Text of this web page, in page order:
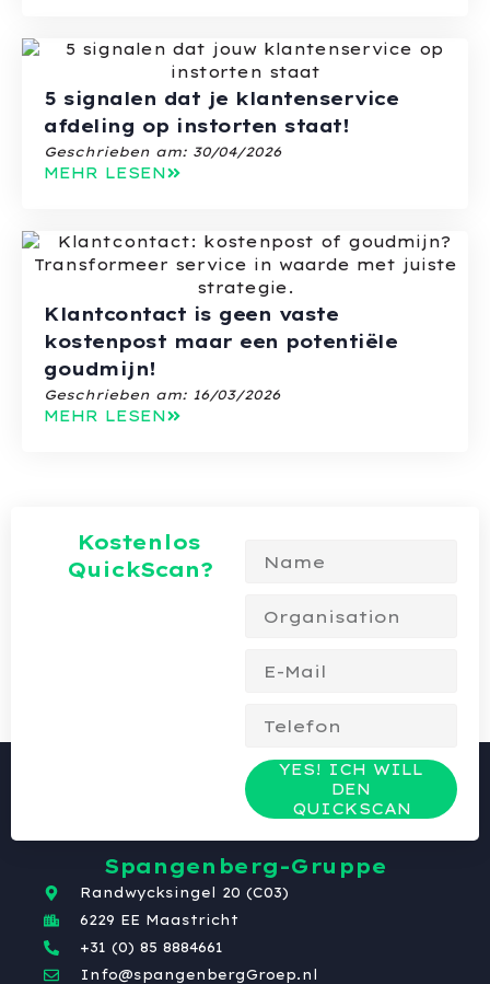
5 signalen dat je klantenservice
afdeling op instorten staat!
Geschrieben am: 30/04/2026
MEHR LESEN
Klantcontact is geen vaste
kostenpost maar een potentiële
goudmijn!
Geschrieben am: 16/03/2026
MEHR LESEN
Kostenlos
QuickScan?
YES! ICH WILL
DEN
QUICKSCAN
Spangenberg-Gruppe
Randwycksingel 20 (C03)
6229 EE Maastricht
+31 (0) 85 8884661
Info@spangenbergGroep.nl